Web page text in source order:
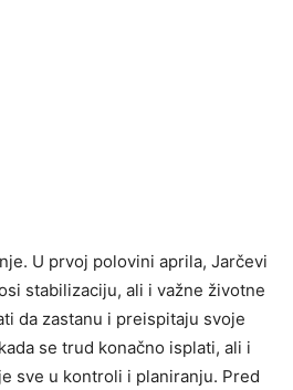
U prvoj polovini aprila, Jarčevi
stabilizaciju, ali i važne životne
da zastanu i preispitaju svoje
se trud konačno isplati, ali i
sve u kontroli i planiranju. Pred